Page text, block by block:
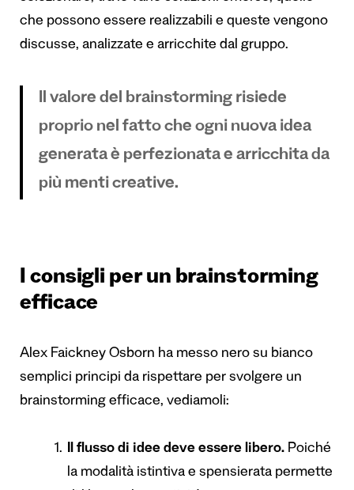
che possono essere realizzabili e queste vengono
discusse, analizzate e arricchite dal gruppo.
Il valore del brainstorming risiede
proprio nel fatto che ogni nuova idea
generata è perfezionata e arricchita da
più menti creative.
I consigli per un brainstorming
efficace
Alex Faickney Osborn ha messo nero su bianco
semplici principi da rispettare per svolgere un
brainstorming efficace, vediamoli:
Il flusso di idee deve essere libero. Poiché
la modalità istintiva e spensierata permette